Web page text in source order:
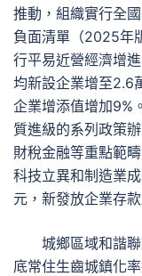
推動，組織實行全
負面清單（2025年
行平易近營經濟增
均新設企業增至2.6
企業增添值增加9%
質進級的系列政策
財稅金融等重點範
科技立異和制造業
元，新發放企業存
城鄉區域和諧
底常住生齒城鎮化